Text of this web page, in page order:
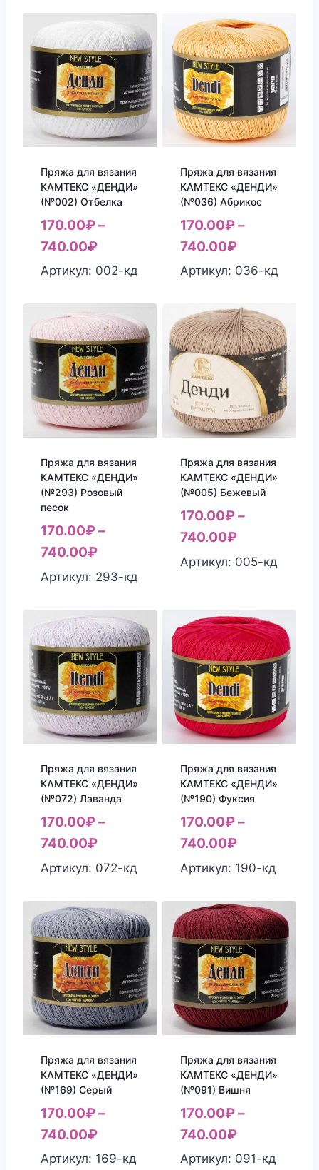
Пряжа для вязания
КАМТЕКС «ДЕНДИ»
(№002) Отбелка
170.00₽–
740.00₽
Артикул: 002-кд
Пряжа для вязания
КАМТЕКС «ДЕНДИ»
(№036) Абрикос
170.00₽–
740.00₽
Артикул: 036-кд
Пряжа для вязания
КАМТЕКС «ДЕНДИ»
(№293) Розовый
песок
170.00₽–
740.00₽
Артикул: 293-кд
Пряжа для вязания
КАМТЕКС «ДЕНДИ»
(№005) Бежевый
170.00₽–
740.00₽
Артикул: 005-кд
Пряжа для вязания
КАМТЕКС «ДЕНДИ»
(№072) Лаванда
170.00₽–
740.00₽
Артикул: 072-кд
Пряжа для вязания
КАМТЕКС «ДЕНДИ»
(№190) Фуксия
170.00₽–
740.00₽
Артикул: 190-кд
Пряжа для вязания
КАМТЕКС «ДЕНДИ»
(№169) Серый
170.00₽–
740.00₽
Артикул: 169-кд
Пряжа для вязания
КАМТЕКС «ДЕНДИ»
(№091) Вишня
170.00₽–
740.00₽
Артикул: 091-кд